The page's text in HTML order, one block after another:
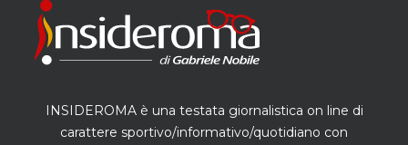
INSIDEROMA è una testata giornalistica on line di
carattere sportivo/informativo/quotidiano con